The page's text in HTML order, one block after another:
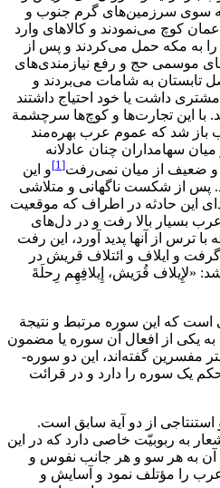
سوی‌ سرزمین‌های گرم‌ جنوب‌ و
کوچ‌ می‌نمودند و کالاهای‌ وارد
‌به‌ مکه‌ حمل‌ می‌کردند و ‌پس‌ ‌از‌
موسمی‌ حج‌ و رفع‌ نیازمندی‌های‌
تابستان‌ ‌به‌ شامات‌ می‌بردند و
داشت‌ یا ‌خود‌ احتیاج‌ داشتند
‌با‌ ‌این تجارت‌ها و کوچ‌ها سرچشمة
شد ‌که‌ عموم‌ عرب‌ بهره‌مند
سهامداران ‌چنان‌ عادلانه‌
ضعیف‌ ‌از‌ میان‌ نمی‌رفت‌[1]
و ‌این
‌پس‌ ‌از‌ شکست‌ ناگهانی‌ و متلاشی‌
‌این حادثه‌ ‌در‌ اطراف‌ ‌که‌ موقعیت‌
بسیار بالا رفت‌ و ‌در‌ دل‌های‌
ترس‌ ‌از‌ آنها پدید آورد، ‌این رفت‌
و ایلاف‌ و ائتلاف‌ قریش‌ ‌در‌
«لإِیلاف‌ قُرَیش‌، إِیلافِهِم‌ رِحلَةَ
‌است‌ ‌که‌ ‌این سوره مرتبط و نتیجة
یکی‌ ‌از‌ افعال‌ ‌آن‌ سوره یا مضمون‌
مفسرین‌ گفته‌اند، ‌این دو سوره‌‌-‌
یک‌ سوره ‌را‌ دارد و ‌در‌ قرائت‌
استنتاجی‌ ‌از‌ دو آیة سابق‌ ‌است‌.
‌به‌ ربوبیّت‌ خاصی‌ دارد ‌که‌ ‌در‌ ‌این
‌آن‌ به هر سو و ‌هر‌ جانب‌ نفوس‌ و
‌را‌ مؤتلف‌ نمود و آسایش‌ و